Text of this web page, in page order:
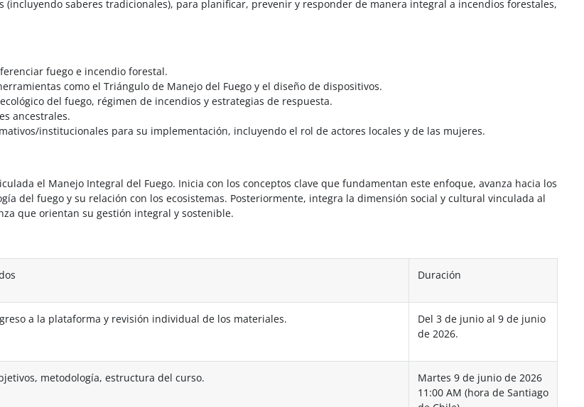
saberes tradicionales), para planificar, prevenir y responder de manera integral a incendios forestales,
fuego e incendio forestal.
como el Triángulo de Manejo del Fuego y el diseño de dispositivos.
del fuego, régimen de incendios y estrategias de respuesta.
ancestrales.
institucionales para su implementación, incluyendo el rol de actores locales y de las mujeres.
el Manejo Integral del Fuego. Inicia con los conceptos clave que fundamentan este enfoque, avanza hacia los
del fuego y su relación con los ecosistemas. Posteriormente, integra la dimensión social y cultural vinculada al
que orientan su gestión integral y sostenible.
Duración
a la plataforma y revisión individual de los materiales.
Del 3 de junio al 9 de junio
de 2026.
metodología, estructura del curso.
Martes 9 de junio de 2026
11:00 AM (hora de Santiago